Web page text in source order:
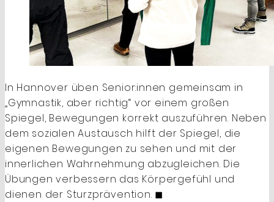
In Hannover üben Senior:innen gemeinsam in
„Gymnastik, aber richtig“ vor einem großen
Spiegel, Bewegungen korrekt auszuführen. Neben
dem sozialen Austausch hilft der Spiegel, die
eigenen Bewegungen zu sehen und mit der
innerlichen Wahrnehmung abzugleichen. Die
Übungen verbessern das Körpergefühl und
dienen der Sturzprävention. ◼